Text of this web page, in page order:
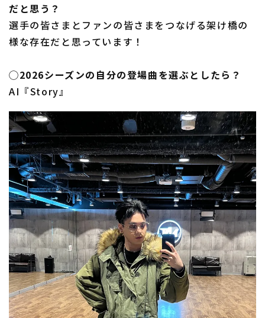
だと思う？
選手の皆さまとファンの皆さまをつなげる架け橋の
様な存在だと思っています！
◯2026シーズンの自分の登場曲を選ぶとしたら？
AI『Story』